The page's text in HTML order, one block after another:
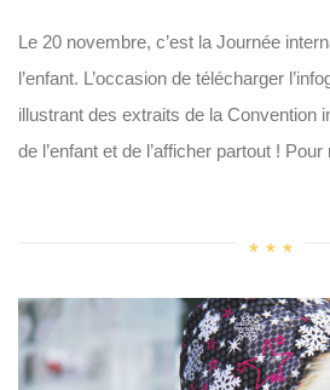
Le 20 novembre, c’est la Journée
l’enfant. L’occasion de télécharger
illustrant des extraits de la Convention
de l’enfant et de l’afficher partout !